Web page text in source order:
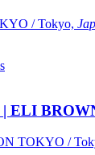
/ Tokyo,
| ELI
TOKYO /